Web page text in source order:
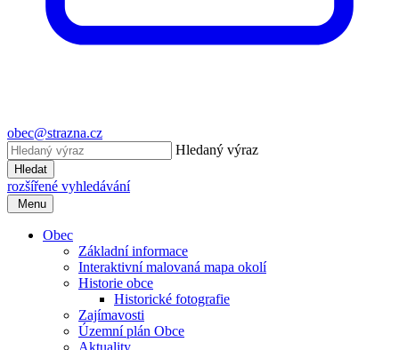
obec@strazna.cz
Hledaný výraz
Hledat
rozšířené vyhledávání
Menu
Obec
Základní informace
Interaktivní malovaná mapa okolí
Historie obce
Historické fotografie
Zajímavosti
Územní plán Obce
Aktuality